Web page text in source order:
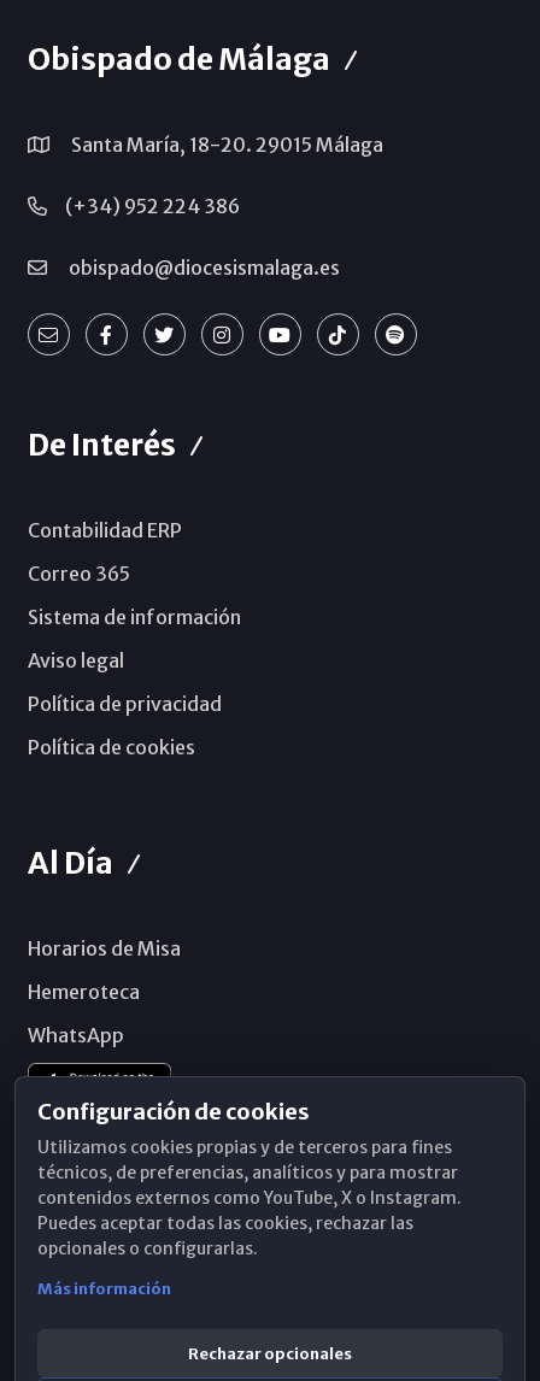
Obispado de Málaga
Santa María, 18-20. 29015 Málaga
(+34) 952 224 386
obispado@diocesismalaga.es
De Interés
Contabilidad ERP
Correo 365
Sistema de información
Aviso legal
Política de privacidad
Política de cookies
Al Día
Horarios de Misa
Hemeroteca
WhatsApp
Configuración de cookies
Utilizamos cookies propias y de terceros para fines
técnicos, de preferencias, analíticos y para mostrar
contenidos externos como YouTube, X o Instagram.
Puedes aceptar todas las cookies, rechazar las
opcionales o configurarlas.
Más información
Rechazar opcionales